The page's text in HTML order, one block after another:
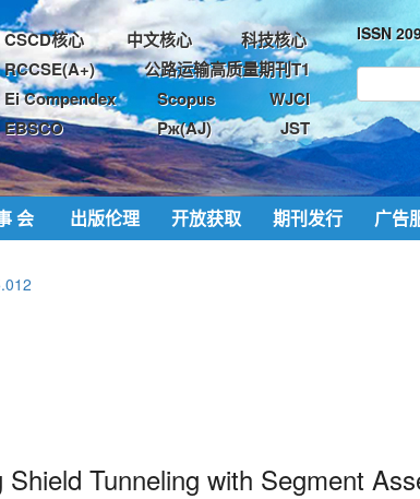
CSCD核心 中文核心
科技核心
RCCSE(A+)
公路运输高质量期刊T1
Ei Compendex
Scopus
WJCI
EBSCO
Pж(AJ) JST
ISSN
会 出版伦理 开放获取 期刊发行 广告
Tunneling with Segment